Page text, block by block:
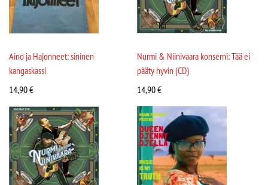
Aino ja Hajonneet: sininen
kangaskassi
14,90€
Nurmi & Niinivaara konserni: Tää ei
pääty hyvin (CD)
14,90€